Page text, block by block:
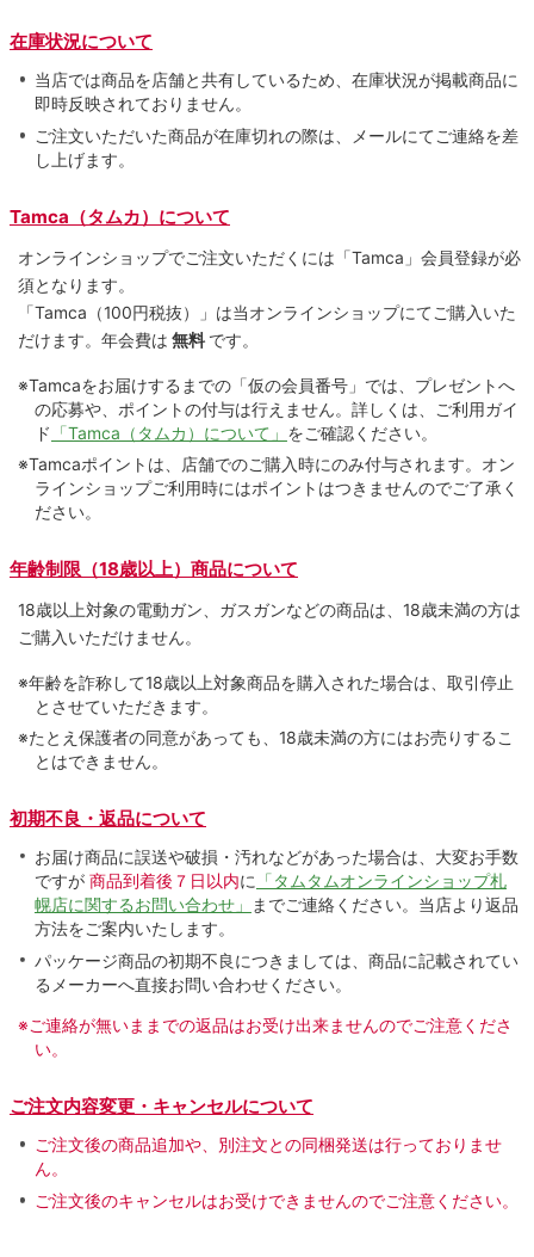
在庫状況について
当店では商品を店舗と共有しているため、在庫状況が掲載商品に
即時反映されておりません。
ご注文いただいた商品が在庫切れの際は、メールにてご連絡を差
し上げます。
Tamca（タムカ）について
オンラインショップでご注⽂いただくには「Tamca」会員登録が必
須となります。
「Tamca （100円税抜）
」は当オンラインショップにてご購⼊いた
だけます。 年会費は 無料 です。
※Tamcaをお届けするまでの「仮の会員番号」では、プレゼントへ
の応募や、ポイントの付与は⾏えません。詳しくは、ご利⽤ガイ
ド 「Tamca（タムカ）について」 をご確認ください。
※Tamcaポイントは、店舗でのご購⼊時にのみ付与されます。オン
ラインショップご利用時にはポイントはつきませんのでご了承く
ださい。
年齢制限（18歳以上）商品について
18歳以上対象の電動ガン、ガスガンなどの商品は、18歳未満の方は
ご購入いただけません。
※年齢を詐称して18歳以上対象商品を購入された場合は、取引停止
とさせていただきます。
※たとえ保護者の同意があっても、18歳未満の方にはお売りするこ
とはできません。
初期不良・返品について
お届け商品に誤送や破損・汚れなどがあった場合は、大変お手数
ですが 商品到着後７日以内に 「タムタムオンラインショップ札
幌店に関するお問い合わせ」
までご連絡ください。当店より返品
方法をご案内いたします。
パッケージ商品の初期不良につきましては、商品に記載されてい
るメーカーへ直接お問い合わせください。
※ご連絡が無いままでの返品はお受け出来ませんのでご注意くださ
い。
ご注文内容変更・キャンセルについて
ご注文後の商品追加や、別注文との同梱発送は行っておりませ
ん。
ご注文後のキャンセルはお受けできませんのでご注意ください。